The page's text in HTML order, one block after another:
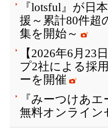
『lotsful』が日
援～累計80件超
集を開始～
【2026年6月23
プ2社による採
ーを開催
『みーつけあ
無料オンライン